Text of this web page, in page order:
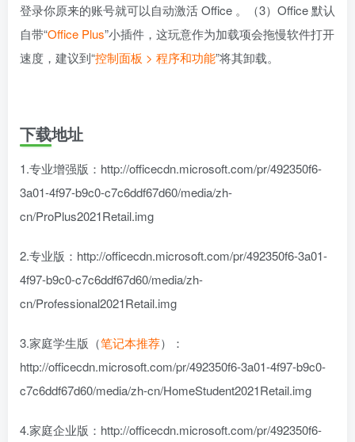
登录你原来的账号就可以自动激活 Office 。（3）Office 默认
自带“Office Plus”小插件，这玩意作为加载项会拖慢软件打开
速度，建议到“控制面板 > 程序和功能”将其卸载。
下载地址
1.专业增强版：http://officecdn.microsoft.com/pr/492350f6-
3a01-4f97-b9c0-c7c6ddf67d60/media/zh-
cn/ProPlus2021Retail.img
2.专业版：http://officecdn.microsoft.com/pr/492350f6-3a01-
4f97-b9c0-c7c6ddf67d60/media/zh-
cn/Professional2021Retail.img
3.家庭学生版（笔记本推荐）：
http://officecdn.microsoft.com/pr/492350f6-3a01-4f97-b9c0-
c7c6ddf67d60/media/zh-cn/HomeStudent2021Retail.img
4.家庭企业版：http://officecdn.microsoft.com/pr/492350f6-